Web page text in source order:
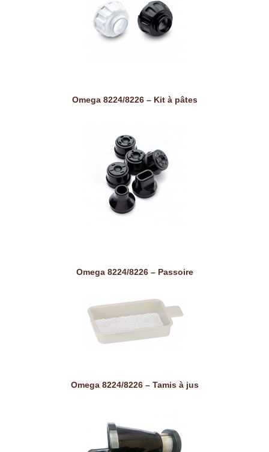
Omega 8224/8226 – Kit à pâtes
Omega 8224/8226 – Passoire
Omega 8224/8226 – Tamis à jus